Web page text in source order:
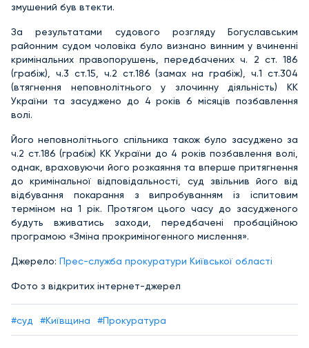
змушений був втекти.
За результатами судового розгляду Богуславським
районним судом чоловіка було визнано винним у вчиненні
кримінальних правопорушень, передбачених ч. 2 ст. 186
(грабіж), ч.3 ст.15, ч.2 ст.186 (замах на грабіж), ч.1 ст.304
(втягнення неповнолітнього у злочинну діяльність) КК
України та засуджено до 4 років 6 місяців позбавлення
волі.
Його неповнолітнього спільника також було засуджено за
ч.2 ст.186 (грабіж) КК України до 4 років позбавлення волі,
однак, враховуючи його розкаяння та вперше притягнення
до кримінальної відповідальності, суд звільнив його від
відбування покарання з випробуванням із іспитовим
терміном на 1 рік. Протягом цього часу до засудженого
будуть вживатись заходи, передбачені пробаційною
програмою «Зміна прокриміногенного мислення».
Джерело: Прес-служба прокуратури Київської області
Фото з відкритих інтернет-джерел
#суд #Київщина #Прокуратура